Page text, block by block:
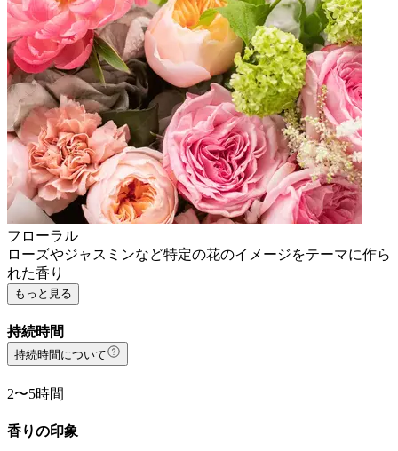
フローラル
ローズやジャスミンなど特定の花のイメージをテーマに作ら
れた香り
もっと見る
持続時間
持続時間について
2〜5時間
香りの印象